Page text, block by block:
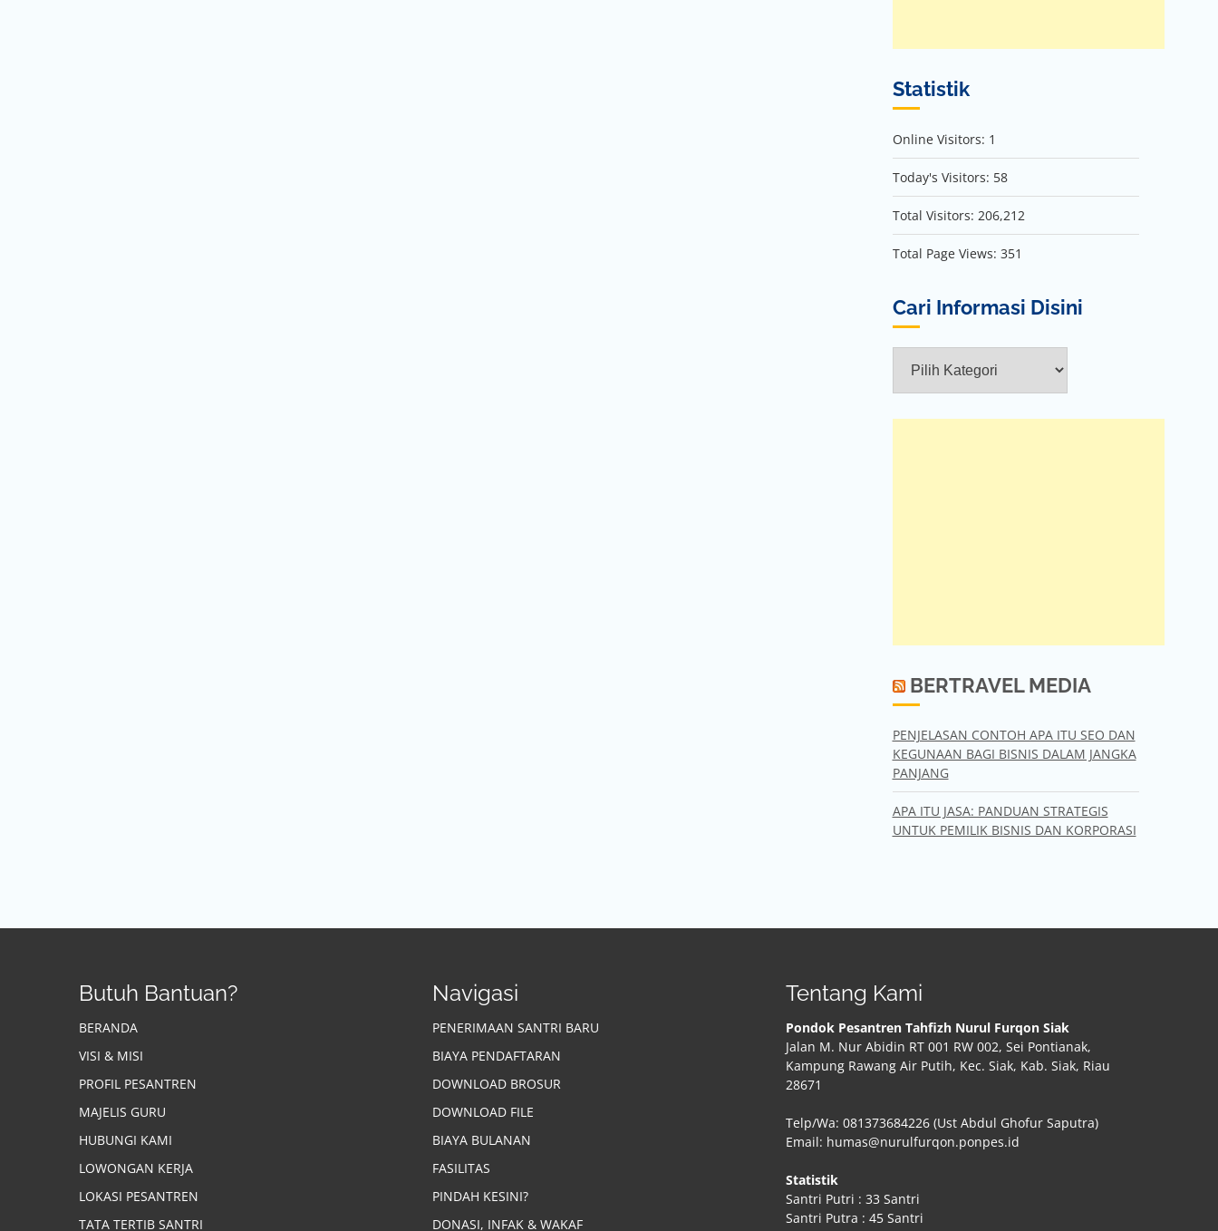
Statistik
Online Visitors: 1
Today's Visitors: 58
Total Visitors: 206,212
Total Page Views: 351
Cari Informasi Disini
Informasi
Disini
BERTRAVEL MEDIA
PENJELASAN CONTOH APA ITU SEO DAN
KEGUNAAN BAGI BISNIS DALAM JANGKA
PANJANG
APA ITU JASA: PANDUAN STRATEGIS
UNTUK PEMILIK BISNIS DAN KORPORASI
Butuh Bantuan?
BERANDA
VISI & MISI
PROFIL PESANTREN
MAJELIS GURU
HUBUNGI KAMI
LOWONGAN KERJA
LOKASI PESANTREN
TATA TERTIB SANTRI
Navigasi
PENERIMAAN SANTRI BARU
BIAYA PENDAFTARAN
DOWNLOAD BROSUR
DOWNLOAD FILE
BIAYA BULANAN
FASILITAS
PINDAH KESINI?
DONASI, INFAK & WAKAF
Tentang Kami
Pondok Pesantren Tahfizh Nurul Furqon Siak
Jalan M. Nur Abidin RT 001 RW 002, Sei Pontianak,
Kampung Rawang Air Putih, Kec. Siak, Kab. Siak, Riau
28671
Telp/Wa: 081373684226 (Ust Abdul Ghofur Saputra)
Email: humas@nurulfurqon.ponpes.id
Statistik
Santri Putri : 33 Santri
Santri Putra : 45 Santri